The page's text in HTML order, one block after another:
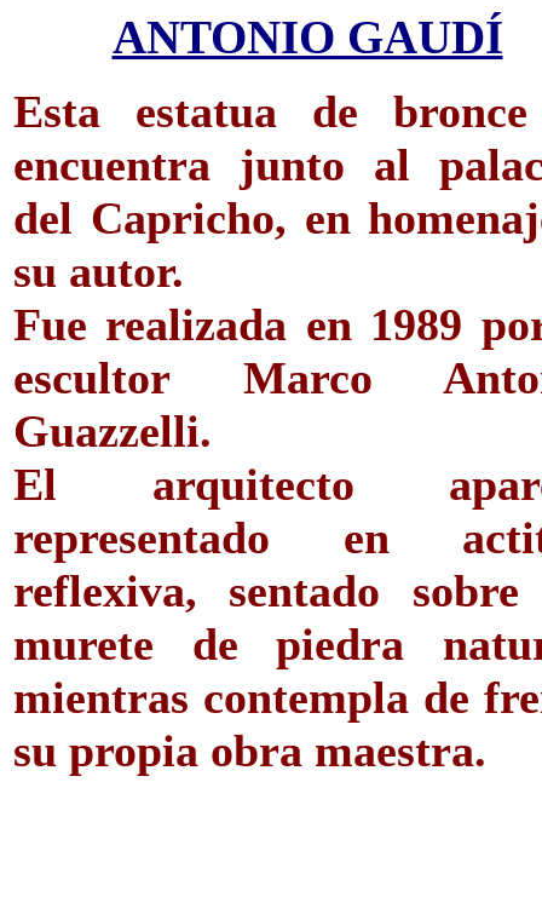
ANTONIO GAUDÍ
Esta estatua de
encuentra junto al
del Capricho, en
su autor.
Fue realizada en 1989
escultor Marco
Guazzelli.
El arquitecto
representado en
reflexiva, sentado
murete de piedra
mientras contempla de
su propia obra maestra.